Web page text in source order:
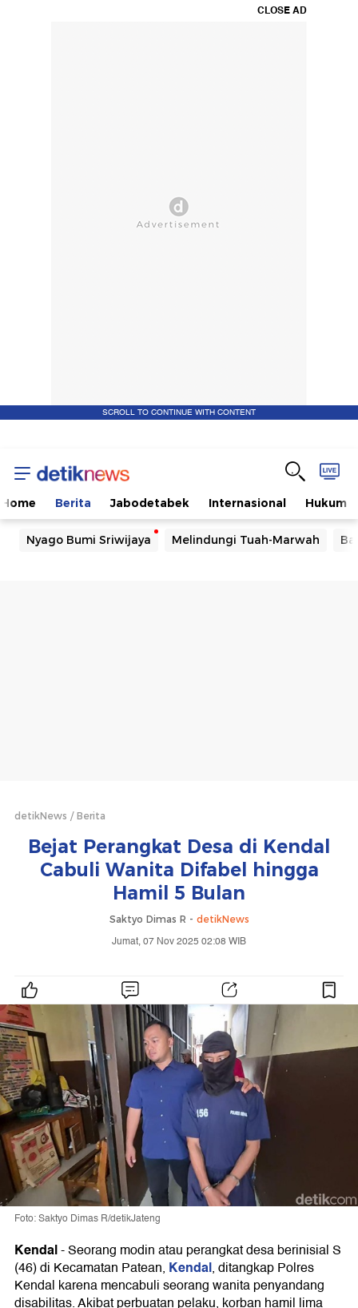
CLOSE AD
SCROLL TO CONTINUE WITH CONTENT
Home Berita Jabodetabek Internasional Hukum
Nyago Bumi Sriwijaya Melindungi Tuah-Marwah
detikNews Berita
Bejat Perangkat Desa di Kendal
Cabuli Wanita Difabel hingga
Hamil 5 Bulan
Saktyo Dimas R - detikNews
Jumat, 07 Nov 2025 02:08 WIB
Foto: Saktyo Dimas R/detikJateng
Kendal-Seorang modin atau perangkat desa berinisial S
(46) di Kecamatan Patean, Kendal, ditangkap Polres
Kendal karena mencabuli seorang wanita penyandang
disabilitas. Akibat perbuatan pelaku, korban hamil lima